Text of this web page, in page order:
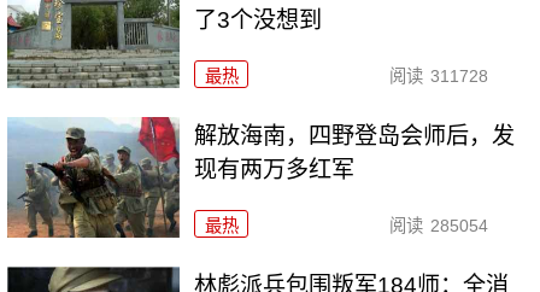
了3个没想到
最热 阅读 311728
解放海南，四野登岛会师后，发
现有两万多红军
最热 阅读 285054
林彪派兵包围叛军184师：全消